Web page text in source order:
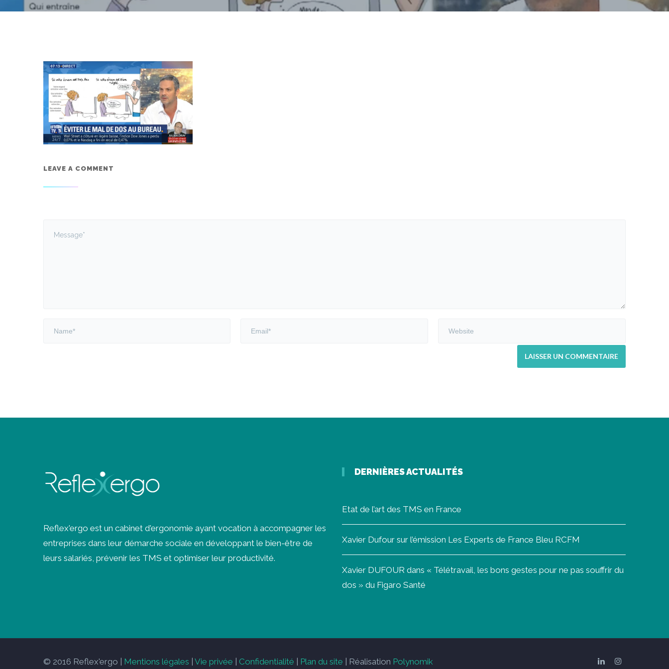
LEAVE A COMMENT
Reflex'ergo est un cabinet d'ergonomie ayant vocation à accompagner les
entreprises dans leur démarche sociale en développant le bien-être de
leurs salariés, prévenir les TMS et optimiser leur productivité.
DERNIÈRES ACTUALITÉS
Etat de l’art des TMS en France
Xavier Dufour sur l’émission Les Experts de France Bleu RCFM
Xavier DUFOUR dans « Télétravail, les bons gestes pour ne pas souffrir du
dos » du Figaro Santé
© 2016 Reflex'ergo | Mentions légales Vie privée Confidentialité Plan du site | Réalisation Polynomik